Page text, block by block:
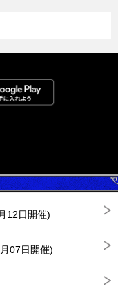
12日開催)
07日開催)